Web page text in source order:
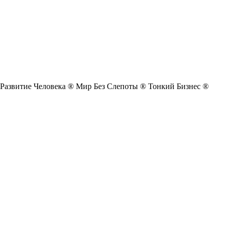
Человека ® Мир Без Слепоты ® Тонкий Бизнес ®